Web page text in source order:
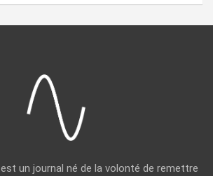
est un journal né de la volonté de remettre